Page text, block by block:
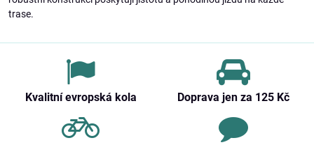
trase.
Kvalitní evropská kola Doprava jen za 125 Kč